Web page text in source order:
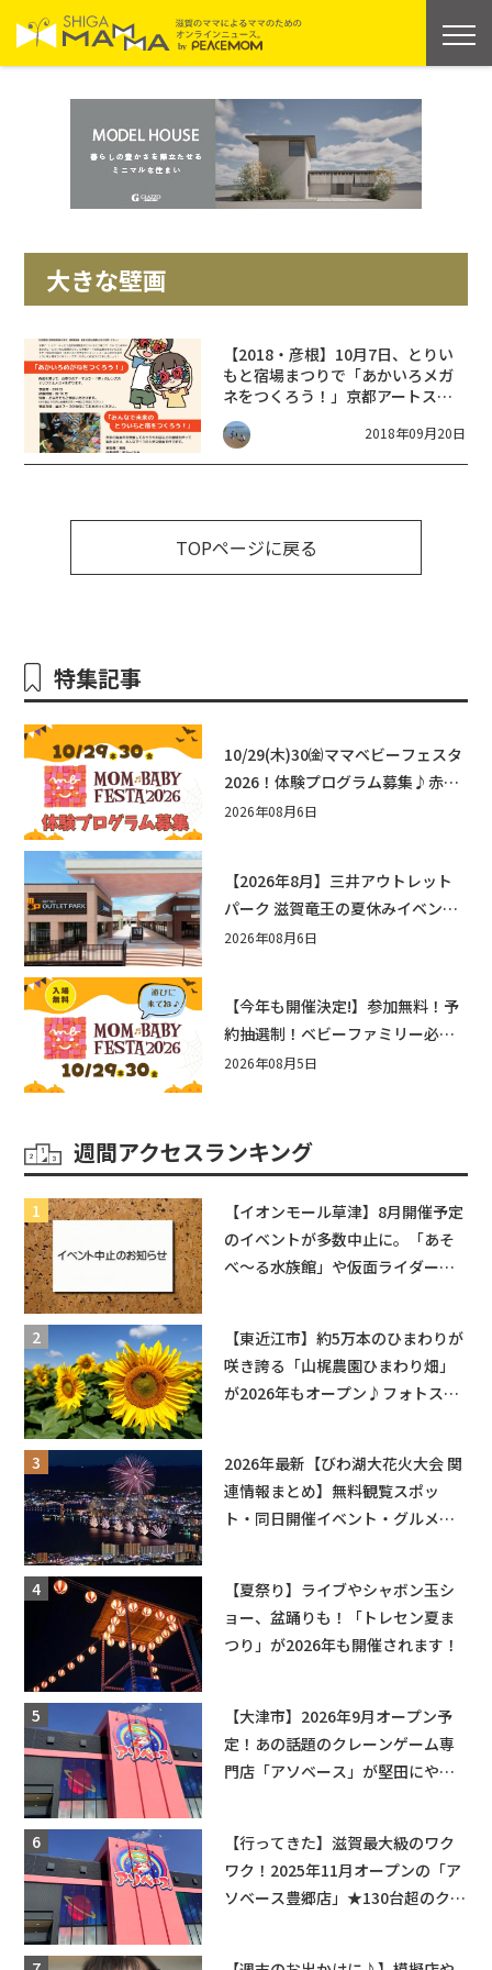
大きな壁画
【2018・彦根】10月7日、とりい
もと宿場まつりで「あかいろメガ
ネをつくろう！」京都アートスク
ール＆地元子育てサークルのコラ
ボ企画
2018年09月20日
TOPページに戻る
特集記事
10/29(木)30㈮ママベビーフェスタ
2026！体験プログラム募集♪赤ち
ゃん向けイベントに出演しません
2026年08月6日
【2026年8月】三井アウトレット
パーク 滋賀竜王の夏休みイベント
まとめ！びしょぬれ水あそび・激
2026年08月6日
【今年も開催決定!】参加無料！予
約抽選制！ベビーファミリー必見
☆入場無料☆10/29(木)30(金)ママ
2026年08月5日
週間アクセスランキング
【イオンモール草津】8月開催予定
のイベントが多数中止に。「あそ
べ〜る水族館」や仮面ライダーシ
【東近江市】約5万本のひまわりが
咲き誇る「山梶農園ひまわり畑」
が2026年もオープン♪フォトスポ
2026年最新【びわ湖大花火大会 関
連情報まとめ】無料観覧スポッ
ト・同日開催イベント・グルメマ
【夏祭り】ライブやシャボン玉シ
ョー、盆踊りも！「トレセン夏ま
つり」が2026年も開催されます！
【大津市】2026年9月オープン予
定！あの話題のクレーンゲーム専
門店「アソベース」が堅田にやっ
【行ってきた】滋賀最大級のワク
ワク！2025年11月オープンの「ア
ソベース豊郷店」★130台超のクレ